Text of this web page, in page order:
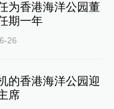
为香港海洋公园董
期一年
26
的香港海洋公园迎
席